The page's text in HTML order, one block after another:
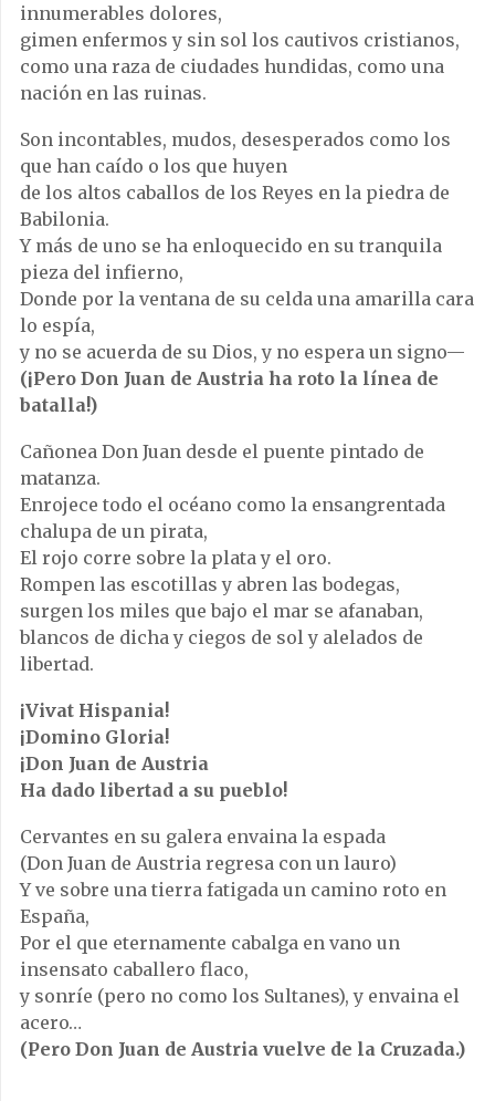
innumerables dolores,
gimen enfermos y sin sol los cautivos cristianos,
como una raza de ciudades hundidas, como una
nación en las ruinas.
Son incontables, mudos, desesperados como los
que han caído o los que huyen
de los altos caballos de los Reyes en la piedra de
Babilonia.
Y más de uno se ha enloquecido en su tranquila
pieza del infierno,
Donde por la ventana de su celda una amarilla cara
lo espía,
y no se acuerda de su Dios, y no espera un signo—
(¡Pero Don Juan de Austria ha roto la línea de
batalla!)
Cañonea Don Juan desde el puente pintado de
matanza.
Enrojece todo el océano como la ensangrentada
chalupa de un pirata,
El rojo corre sobre la plata y el oro.
Rompen las escotillas y abren las bodegas,
surgen los miles que bajo el mar se afanaban,
blancos de dicha y ciegos de sol y alelados de
libertad.
¡Vivat Hispania!
¡Domino Gloria!
¡Don Juan de Austria
Ha dado libertad a su pueblo!
Cervantes en su galera envaina la espada
(Don Juan de Austria regresa con un lauro)
Y ve sobre una tierra fatigada un camino roto en
España,
Por el que eternamente cabalga en vano un
insensato caballero flaco,
y sonríe (pero no como los Sultanes), y envaina el
acero…
(Pero Don Juan de Austria vuelve de la Cruzada.)